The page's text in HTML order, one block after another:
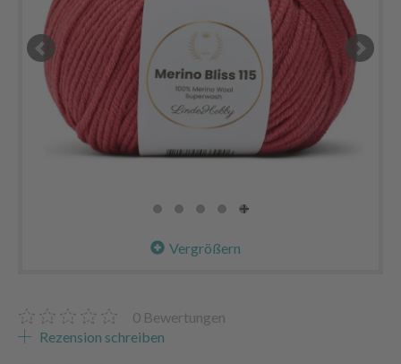
Vergrößern
0 Bewertungen
Rezension schreiben